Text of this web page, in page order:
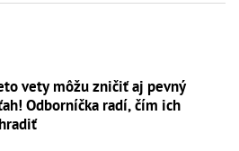
vety môžu zničiť aj pevný
Odborníčka radí, čím ich